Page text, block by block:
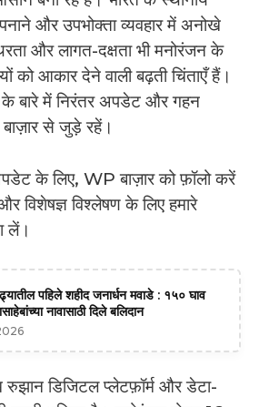
और उपभोक्ता व्यवहार में अनोखे
और लागत-दक्षता भी मनोरंजन के
को आकार देने वाली बढ़ती चिंताएँ हैं।
बारे में निरंतर अपडेट और गहन
से जुड़े रहें।
के लिए, WP बाज़ार को फ़ॉलो करें
विशेषज्ञ विश्लेषण के लिए हमारे
लें।
पहिले शहीद जनार्धन मवाडे : १५० घाव
नावासाठी दिले बलिदान
डिजिटल प्लेटफ़ॉर्म और डेटा-